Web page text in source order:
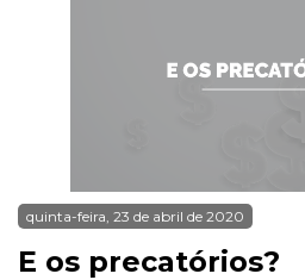
quinta-feira, 23 de abril de 2020
E os precatórios?